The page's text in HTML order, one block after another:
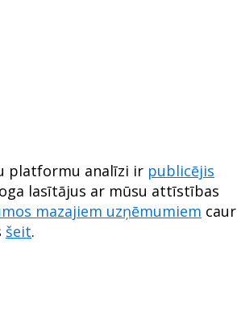
platformu analīzi ir publicējis
lasītājus ar mūsu attīstības
mazajiem uzņēmumiem caur
šeit.